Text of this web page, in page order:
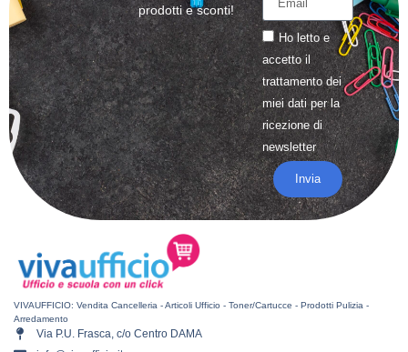
prodotti e sconti!
Ho letto e
accetto il
trattamentodei
miei dati per la
ricezione di
newsletter
Invia
VIVAUFFICIO: Vendita Cancelleria - Articoli Ufficio - Toner/Cartucce - Prodotti Pulizia -
Arredamento
Via P.U. Frasca, c/o Centro DAMA